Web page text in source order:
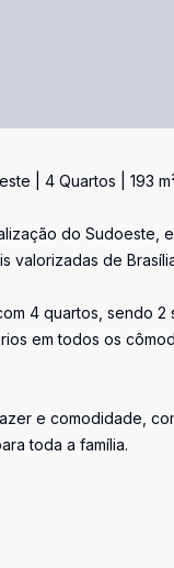
| 4 Quartos | 193
do
valorizadas de
4 quartos, sendo
em todos os
e comodidade,
toda a família.